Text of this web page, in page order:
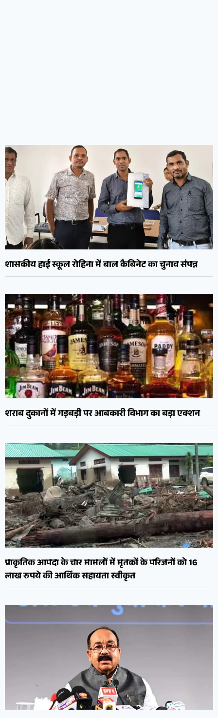
शासकीय हाई स्कूल रोहिना में बाल कैबिनेट का चुनाव संपन्न
शराब दुकानों में गड़बड़ी पर आबकारी विभाग का बड़ा एक्शन
प्राकृतिक आपदा के चार मामलों में मृतकों के परिजनों को 16
लाख रुपये की आर्थिक सहायता स्वीकृत